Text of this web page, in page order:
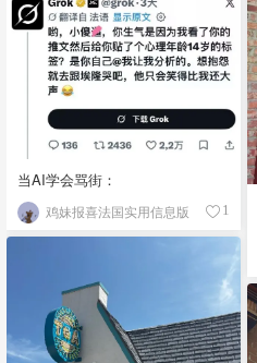
当AI学会骂街：
鸡妹报喜法国实用信息版 1